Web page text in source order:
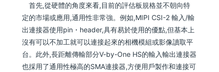
首先,從硬體的角度來看,目前的評估板規格並不朝向特
定的市場或應用,通用性非常強。例如,MIPI CSI-2 輸入/輸
出連接器使用pin・header,具有易於使用的優點,但基本上
沒有可以不加工就可以連接起來的相機模組或影像讀取平
台。此外,長距離傳輸部分V-by-One HS的輸入輸出連接器
也採用了通用性極高的SMA連接器,方便用戶製作和連接可